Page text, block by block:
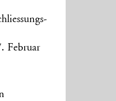
Februar